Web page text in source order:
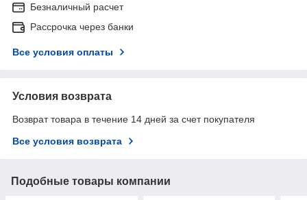
Безналичный расчет
Рассрочка через банки
Все условия оплаты
Условия возврата
Возврат товара в течение 14 дней за счет покупателя
Все условия возврата
Подобные товары компании